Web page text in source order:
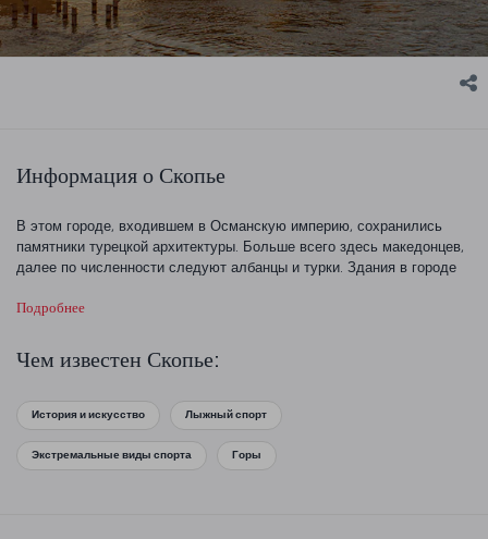
Информация о Скопье
В этом городе, входившем в Османскую империю, сохранились
памятники турецкой архитектуры. Больше всего здесь македонцев,
далее по численности следуют албанцы и турки. Здания в городе
влияние советской эпохи. Скопье с его природными красотами и
Подробнее
Чем известен Скопье:
История и искусство Лыжный спорт
Экстремальные виды спорта Горы